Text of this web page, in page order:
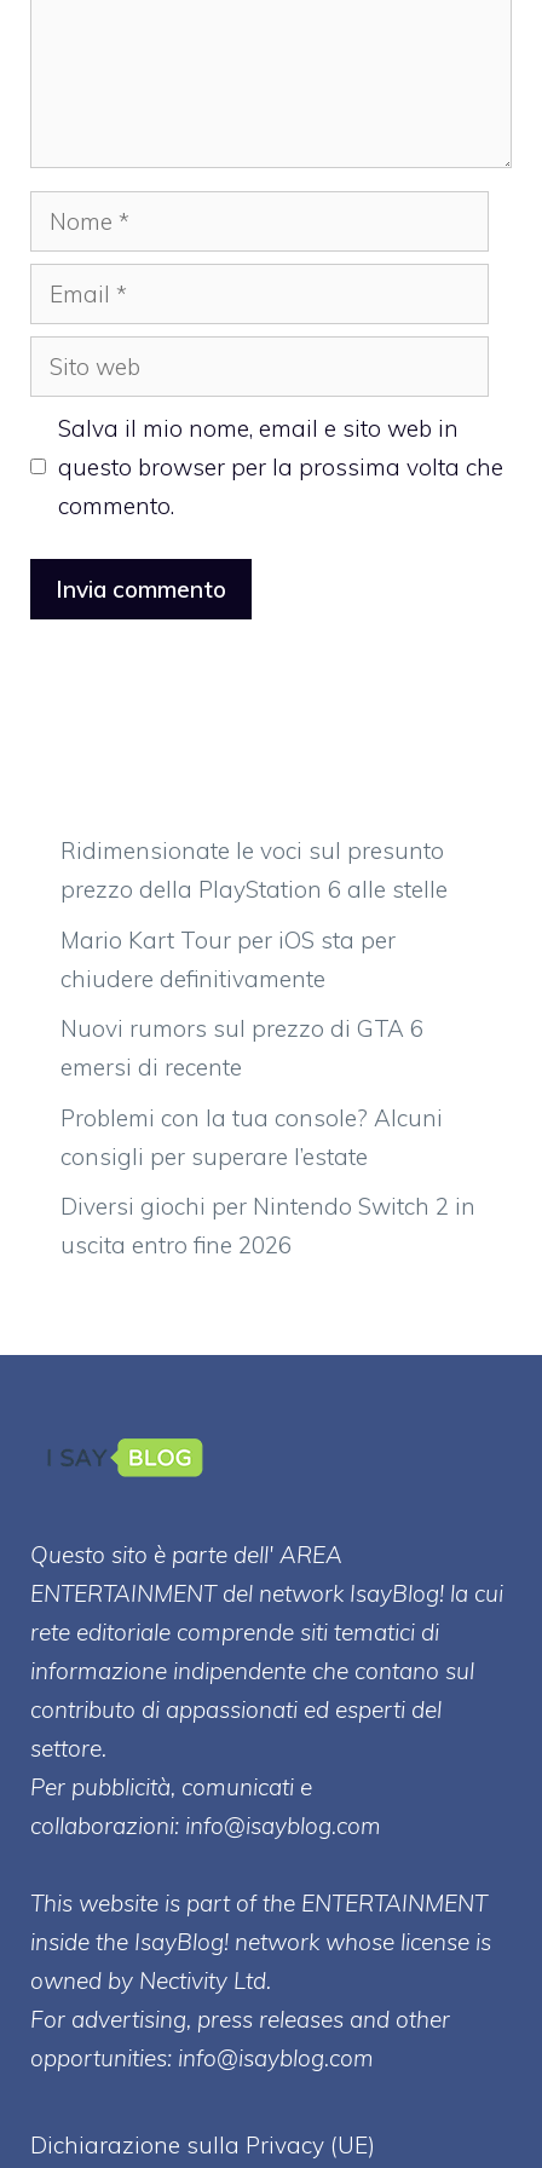
Nome
Email
Sito
web
Salva il mio nome, email e sito web in
questo browser per la prossima volta che
commento.
Ridimensionate le voci sul presunto
prezzo della PlayStation 6 alle stelle
Mario Kart Tour per iOS sta per
chiudere definitivamente
Nuovi rumors sul prezzo di GTA 6
emersi di recente
Problemi con la tua console? Alcuni
consigli per superare l’estate
Diversi giochi per Nintendo Switch 2 in
uscita entro fine 2026
Questo sito è parte dell' AREA
ENTERTAINMENT del network IsayBlog! la cui
rete editoriale comprende siti tematici di
informazione indipendente che contano sul
contributo di appassionati ed esperti del
settore.
Per pubblicità, comunicati e
collaborazioni: info@isayblog.com
This website is part of the ENTERTAINMENT
inside the IsayBlog! network whose license is
owned by Nectivity Ltd.
For advertising, press releases and other
opportunities: info@isayblog.com
Dichiarazione sulla Privacy (UE)